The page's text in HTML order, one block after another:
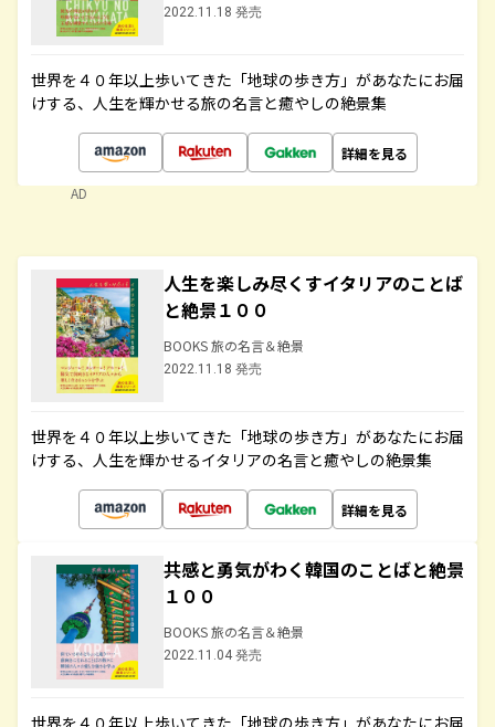
2022.11.18 発売
世界を４０年以上歩いてきた「地球の歩き方」があなたにお届
けする、人生を輝かせる旅の名言と癒やしの絶景集
詳細を見る
AD
人生を楽しみ尽くすイタリアのことば
と絶景１００
BOOKS 旅の名言＆絶景
2022.11.18 発売
世界を４０年以上歩いてきた「地球の歩き方」があなたにお届
けする、人生を輝かせるイタリアの名言と癒やしの絶景集
詳細を見る
共感と勇気がわく韓国のことばと絶景
１００
BOOKS 旅の名言＆絶景
2022.11.04 発売
世界を４０年以上歩いてきた「地球の歩き方」があなたにお届